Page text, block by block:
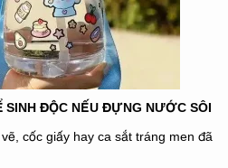
SINH ĐỘC NẾU ĐỰNG NƯỚC SÔI
cốc giấy hay ca sắt tráng men đã